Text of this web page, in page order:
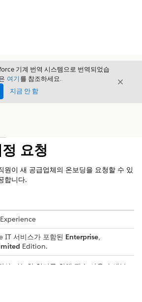
기계 번역 시스템으로 번역되었습
여기 를 참조하세요.
지금 안 함
닫기
요청
원이 새 공급업체의 온보딩을 요청할 수 있
합니다.
IT 서비스가 포함된 Enterprise,
Edition.
사 가능한 처리를 위해 필수 사용자 세부